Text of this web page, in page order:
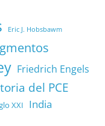
Eric J. Hobsbawm
Friedrich Engels
del PCE
XXI India